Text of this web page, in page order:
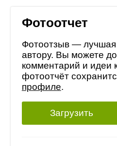
Фотоотчет
Фотоотзыв — лучшая
автору. Вы можете
комментарий и идеи
фотоотчёт
профиле.
Загрузить